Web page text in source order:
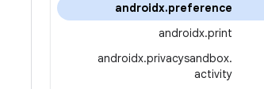
androidx.preference
androidx.print
androidx.privacysandbox.
activity